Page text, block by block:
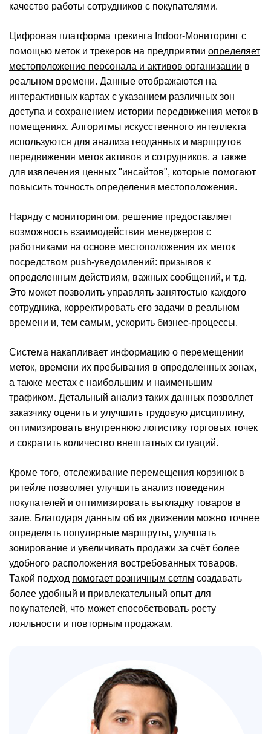
качество работы сотрудников с покупателями.
Цифровая платформа трекинга Indoor-Мониторинг с
помощью меток и трекеров на предприятии определяет
местоположение персонала и активов организации в
реальном времени. Данные отображаются на
интерактивных картах с указанием различных зон
доступа и сохранением истории передвижения меток в
помещениях. Алгоритмы искусственного интеллекта
используются для анализа геоданных и маршрутов
передвижения меток активов и сотрудников, а также
для извлечения ценных "инсайтов", которые помогают
повысить точность определения местоположения.
Наряду с мониторингом, решение предоставляет
возможность взаимодействия менеджеров с
работниками на основе местоположения их меток
посредством push-уведомлений: призывов к
определенным действиям, важных сообщений, и т.д.
Это может позволить управлять занятостью каждого
сотрудника, корректировать его задачи в реальном
времени и, тем самым, ускорить бизнес-процессы.
Система накапливает информацию о перемещении
меток, времени их пребывания в определенных зонах,
а также местах с наибольшим и наименьшим
трафиком. Детальный анализ таких данных позволяет
заказчику оценить и улучшить трудовую дисциплину,
оптимизировать внутреннюю логистику торговых точек
и сократить количество внештатных ситуаций.
Кроме того, отслеживание перемещения корзинок в
ритейле позволяет улучшить анализ поведения
покупателей и оптимизировать выкладку товаров в
зале. Благодаря данным об их движении можно точнее
определять популярные маршруты, улучшать
зонирование и увеличивать продажи за счёт более
удобного расположения востребованных товаров.
Такой подход помогает розничным сетям создавать
более удобный и привлекательный опыт для
покупателей, что может способствовать росту
лояльности и повторным продажам.